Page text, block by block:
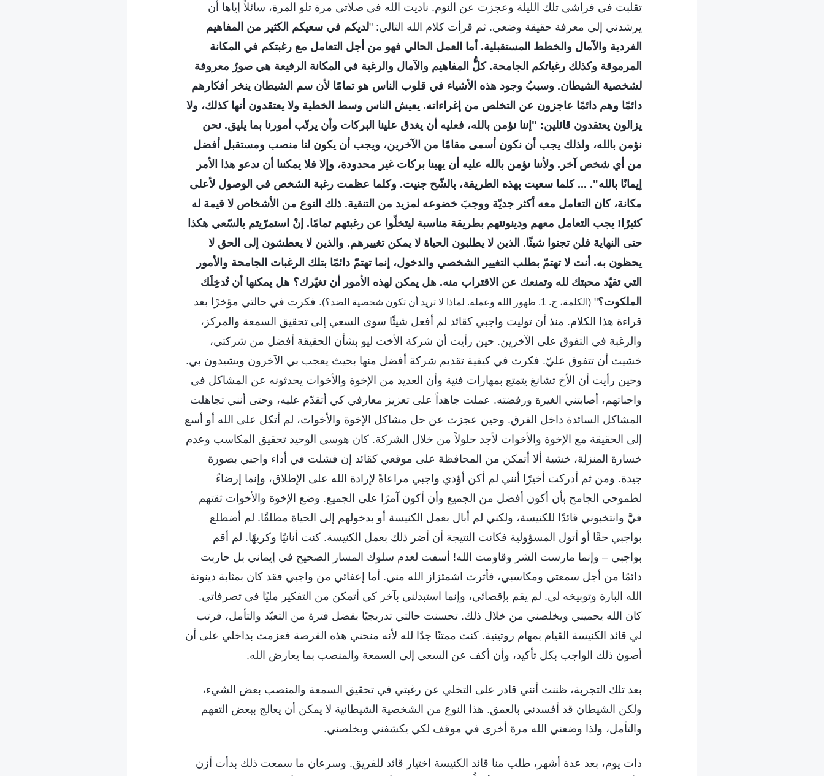
تقلبت في فراشي تلك الليلة وعجزت عن النوم. ناديت الله في صلاتي مرة تلو المرة، سائلاً إياها أن
يرشدني إلى معرفة حقيقة وضعي. ثم قرأت كلام الله التالي: "لديكم في سعيكم الكثير من المفاهيم
الفردية والآمال والخطط المستقبلية. أما العمل الحالي فهو من أجل التعامل مع رغبتكم في المكانة
المرموقة وكذلك رغباتكم الجامحة. كلُّ المفاهيم والآمال والرغبة في المكانة الرفيعة هي صورٌ معروفة
لشخصية الشيطان. وسببُ وجود هذه الأشياء في قلوب الناس هو تمامًا لأن سم الشيطان ينخر أفكارهم
دائمًا وهم دائمًا عاجزون عن التخلص من إغراءاته. يعيش الناس وسط الخطية ولا يعتقدون أنها كذلك، ولا
يزالون يعتقدون قائلين: "إننا نؤمن بالله، فعليه أن يغدق علينا البركات وأن يرتّب أمورنا بما يليق. نحن
نؤمن بالله، ولذلك يجب أن نكون أسمى مقامًا من الآخرين، ويجب أن يكون لنا منصب ومستقبل أفضل
من أي شخص آخر. ولأننا نؤمن بالله عليه أن يهبنا بركات غير محدودة، وإلا فلا يمكننا أن ندعو هذا الأمر
إيمانًا بالله". ... كلما سعيت بهذه الطريقة، بالشّح جنيت. وكلما عظمت رغبة الشخص في الوصول لأعلى
مكانة، كان التعامل معه أكثر جديّة ووجبَ خضوعه لمزيد من التنقية. ذلك النوع من الأشخاص لا قيمة له
كثيرًا! يجب التعامل معهم ودينونتهم بطريقة مناسبة ليتخلّوا عن رغبتهم تمامًا. إنْ استمرّيتم بالسّعي هكذا
حتى النهاية فلن تجنوا شيئًا. الذين لا يطلبون الحياة لا يمكن تغييرهم. والذين لا يعطشون إلى الحق لا
يحظون به. أنت لا تهتمّ بطلب التغيير الشخصي والدخول، إنما تهتمّ دائمًا بتلك الرغبات الجامحة والأمور
التي تقيّد محبتك لله وتمنعك عن الاقتراب منه. هل يمكن لهذه الأمور أن تغيّرك؟ هل يمكنها أن تُدخِلَك
الملكوت؟" (الكلمة، ج. 1. ظهور الله وعمله. لماذا لا تريد أن تكون شخصية الضد؟)
. فكرت في حالتي مؤخرًا بعد
قراءة هذا الكلام. منذ أن توليت واجبي كقائد لم أفعل شيئًا سوى السعي إلى تحقيق السمعة والمركز،
والرغبة في التفوق على الآخرين. حين رأيت أن شركة الأخت ليو بشأن الحقيقة أفضل من شركتي،
خشيت أن تتفوق عليّ. فكرت في كيفية تقديم شركة أفضل منها بحيث يعجب بي الآخرون ويشيدون بي.
وحين رأيت أن الأخ تشانغ يتمتع بمهارات فنية وأن العديد من الإخوة والأخوات يحدثونه عن المشاكل في
واجباتهم، أصابتني الغيرة ورفضته. عملت جاهداً على تعزيز معارفي كي أتقدّم عليه، وحتى أنني تجاهلت
المشاكل السائدة داخل الفرق. وحين عجزت عن حل مشاكل الإخوة والأخوات، لم أتكل على الله أو أسع
إلى الحقيقة مع الإخوة والأخوات لأجد حلولاً من خلال الشركة. كان هوسي الوحيد تحقيق المكاسب وعدم
خسارة المنزلة، خشية ألا أتمكن من المحافظة على موقعي كقائد إن فشلت في أداء واجبي بصورة
جيدة. ومن ثم أدركت أخيرًا أنني لم أكن أؤدي واجبي مراعاةً لإرادة الله على الإطلاق، وإنما إرضاءً
لطموحي الجامح بأن أكون أفضل من الجميع وأن أكون آمرًا على الجميع. وضع الإخوة والأخوات ثقتهم
فيَّ وانتخبوني قائدًا للكنيسة، ولكني لم أبال بعمل الكنيسة أو بدخولهم إلى الحياة مطلقًا. لم أضطلع
بواجبي حقًا أو أتول المسؤولية فكانت النتيجة أن أضر ذلك بعمل الكنيسة. كنت أنانيًا وكريهًا. لم أقم
بواجبي – وإنما مارست الشر وقاومت الله! أسفت لعدم سلوك المسار الصحيح في إيماني بل حاربت
دائمًا من أجل سمعتي ومكاسبي، فأثرت اشمئزاز الله مني. أما إعفائي من واجبي فقد كان بمثابة دينونة
الله البارة وتوبيخه لي. لم يقم بإقصائي، وإنما استبدلني بآخر كي أتمكن من التفكير مليًا في تصرفاتي.
كان الله يحميني ويخلصني من خلال ذلك. تحسنت حالتي تدريجيًا بفضل فترة من التعبّد والتأمل، فرتب
لي قائد الكنيسة القيام بمهام روتينية. كنت ممتنًا جدًا لله لأنه منحني هذه الفرصة فعزمت بداخلي على أن
أصون ذلك الواجب بكل تأكيد، وأن أكف عن السعي إلى السمعة والمنصب بما يعارض الله.
بعد تلك التجربة، ظننت أنني قادر على التخلي عن رغبتي في تحقيق السمعة والمنصب بعض الشيء،
ولكن الشيطان قد أفسدني بالعمق. هذا النوع من الشخصية الشيطانية لا يمكن أن يعالج ببعض التفهم
والتأمل، ولذا وضعني الله مرة أخرى في موقف لكي يكشفني ويخلصني.
ذات يوم، بعد عدة أشهر، طلب منا قائد الكنيسة اختيار قائد للفريق. وسرعان ما سمعت ذلك بدأت أزن